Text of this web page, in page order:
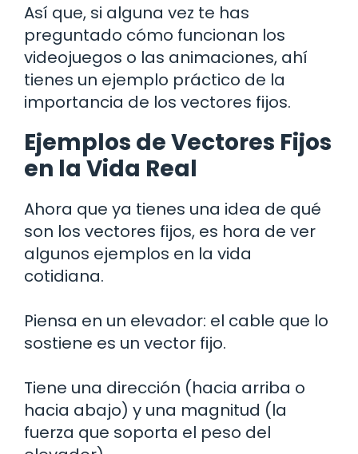
Así que, si alguna vez te has
preguntado cómo funcionan los
videojuegos o las animaciones, ahí
tienes un ejemplo práctico de la
importancia de los vectores fijos.
Ejemplos de Vectores Fijos
en la Vida Real
Ahora que ya tienes una idea de qué
son los vectores fijos, es hora de ver
algunos ejemplos en la vida
cotidiana.
Piensa en un elevador: el cable que lo
sostiene es un vector fijo.
Tiene una dirección (hacia arriba o
hacia abajo) y una magnitud (la
fuerza que soporta el peso del